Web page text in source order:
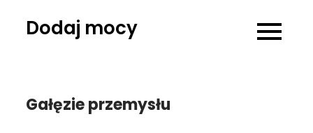
Dodaj mocy
Gałęzie przemysłu